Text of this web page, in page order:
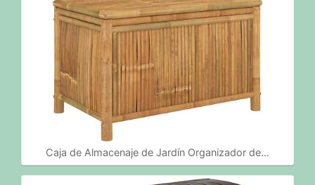
Caja de Almacenaje de Jardín Organizador de…